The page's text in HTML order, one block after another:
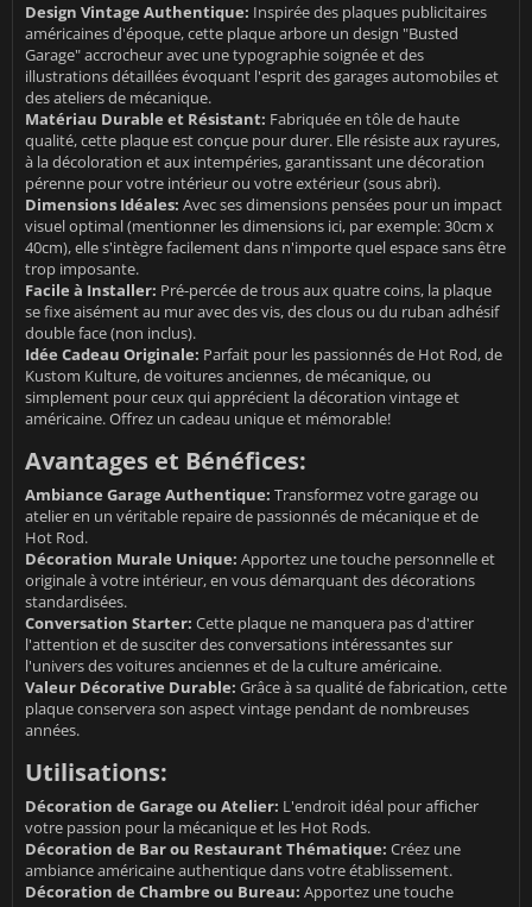
Design Vintage Authentique: Inspirée des plaques publicitaires
américaines d'époque, cette plaque arbore un design "Busted
Garage" accrocheur avec une typographie soignée et des
illustrations détaillées évoquant l'esprit des garages automobiles et
des ateliers de mécanique.
Matériau Durable et Résistant: Fabriquée en tôle de haute
qualité, cette plaque est conçue pour durer. Elle résiste aux rayures,
à la décoloration et aux intempéries, garantissant une décoration
pérenne pour votre intérieur ou votre extérieur (sous abri).
Dimensions Idéales: Avec ses dimensions pensées pour un impact
visuel optimal (mentionner les dimensions ici, par exemple: 30cm x
40cm), elle s'intègre facilement dans n'importe quel espace sans être
trop imposante.
Facile à Installer: Pré-percée de trous aux quatre coins, la plaque
se fixe aisément au mur avec des vis, des clous ou du ruban adhésif
double face (non inclus).
Idée Cadeau Originale: Parfait pour les passionnés de Hot Rod, de
Kustom Kulture, de voitures anciennes, de mécanique, ou
simplement pour ceux qui apprécient la décoration vintage et
américaine. Offrez un cadeau unique et mémorable!
Avantages et Bénéfices:
Ambiance Garage Authentique: Transformez votre garage ou
atelier en un véritable repaire de passionnés de mécanique et de
Hot Rod.
Décoration Murale Unique: Apportez une touche personnelle et
originale à votre intérieur, en vous démarquant des décorations
standardisées.
Conversation Starter: Cette plaque ne manquera pas d'attirer
l'attention et de susciter des conversations intéressantes sur
l'univers des voitures anciennes et de la culture américaine.
Valeur Décorative Durable: Grâce à sa qualité de fabrication, cette
plaque conservera son aspect vintage pendant de nombreuses
années.
Utilisations:
Décoration de Garage ou Atelier: L'endroit idéal pour afficher
votre passion pour la mécanique et les Hot Rods.
Décoration de Bar ou Restaurant Thématique: Créez une
ambiance américaine authentique dans votre établissement.
Décoration de Chambre ou Bureau: Apportez une touche